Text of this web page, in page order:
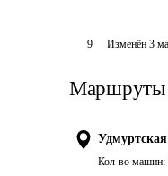
9 Изменён 3
Маршруты
Кол-во машин: